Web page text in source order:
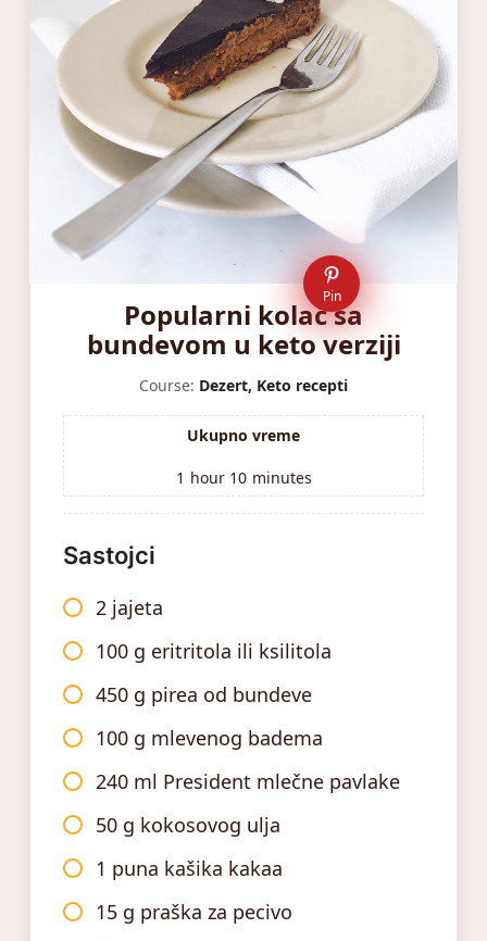
Pin
Popularni kolač sa
bundevom u keto verziji
Course: Dezert, Keto recepti
Ukupno vreme
1 hour 10 minutes
Sastojci
2 jajeta
100 g eritritola ili ksilitola
450 g pirea od bundeve
100 g mlevenog badema
240 ml President mlečne pavlake
50 g kokosovog ulja
1 puna kašika kakaa
15 g praška za pecivo